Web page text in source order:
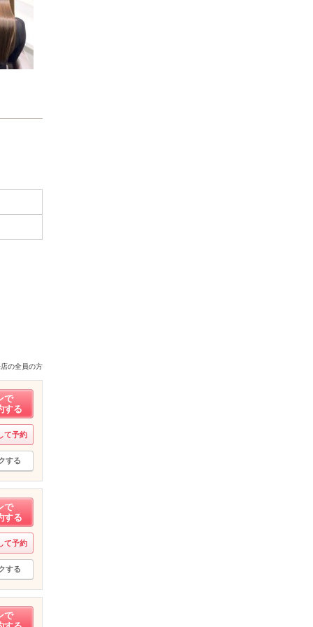
の全員の方
で
する
て予約
する
で
する
て予約
する
で